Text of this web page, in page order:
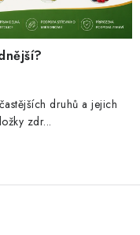
druhů a jejich
zdr...